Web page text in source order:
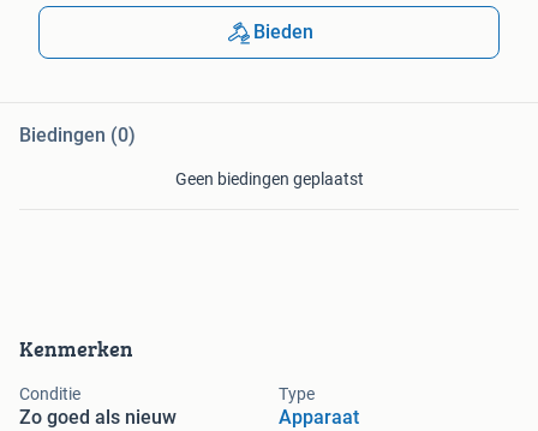
Kenmerken
Conditie
Zo goed als nieuw
Type
Apparaat
Bieden
Biedingen (0)
Geen biedingen geplaatst